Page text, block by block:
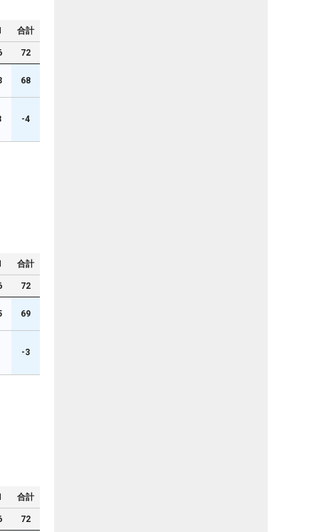
合計
72
68
-4
合計
72
69
-3
合計
72